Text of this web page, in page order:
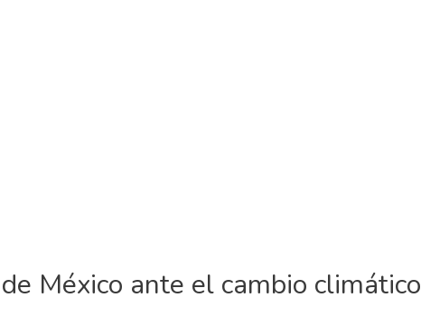
México ante el cambio climático